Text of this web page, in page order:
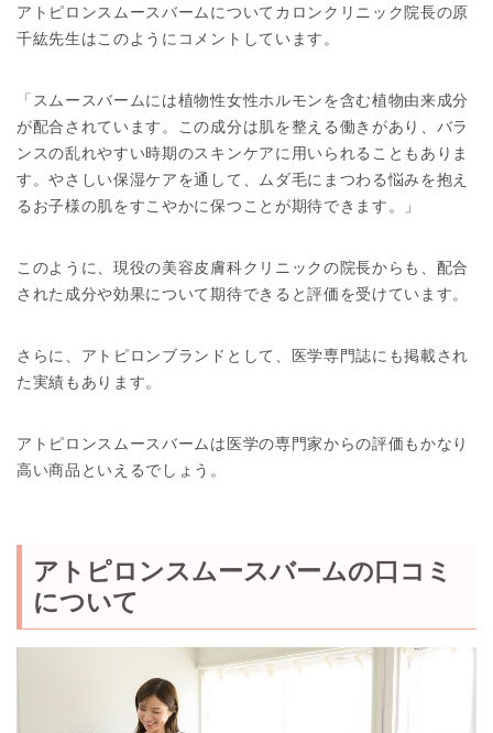
アトピロンスムースバームについてカロンクリニック院長の原
千紘先生はこのようにコメントしています。
「スムースバームには植物性女性ホルモンを含む植物由来成分
が配合されています。この成分は肌を整える働きがあり、バラ
ンスの乱れやすい時期のスキンケアに用いられることもありま
す。やさしい保湿ケアを通して、ムダ毛にまつわる悩みを抱え
るお子様の肌をすこやかに保つことが期待できます。」
このように、現役の美容皮膚科クリニックの院長からも、配合
された成分や効果について期待できると評価を受けています。
さらに、アトピロンブランドとして、医学専門誌にも掲載され
た実績もあります。
アトピロンスムースバームは医学の専門家からの評価もかなり
高い商品といえるでしょう。
アトピロンスムースバームの口コミ
について